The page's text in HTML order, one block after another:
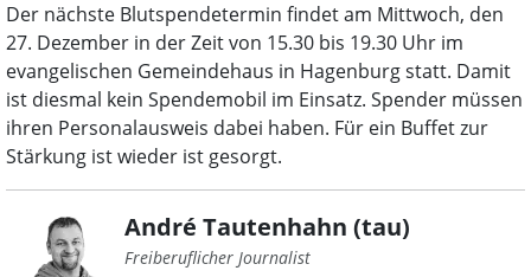
Der nächste Blutspendetermin findet am Mittwoch, den
27. Dezember in der Zeit von 15.30 bis 19.30 Uhr im
evangelischen Gemeindehaus in Hagenburg statt. Damit
ist diesmal kein Spendemobil im Einsatz. Spender müssen
ihren Personalausweis dabei haben. Für ein Buffet zur
Stärkung ist wieder ist gesorgt.
André Tautenhahn (tau)
Freiberuflicher Journalist